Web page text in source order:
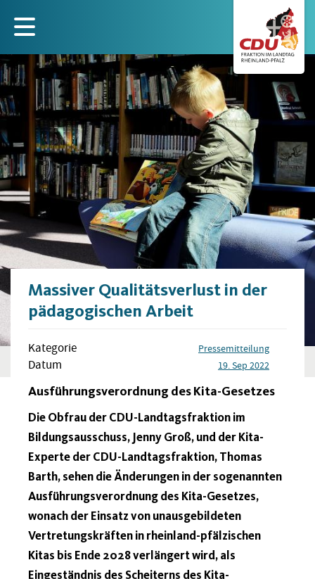
zum
Inhalt
Massiver Qualitätsverlust in der
pädagogischen Arbeit
Kategorie Pressemitteilung
Datum 19. Sep 2022
Ausführungsverordnung des Kita-Gesetzes
Die Obfrau der CDU-Landtagsfraktion im
Bildungsausschuss, Jenny Groß, und der Kita-
Experte der CDU-Landtagsfraktion, Thomas
Barth, sehen die Änderungen in der sogenannten
Ausführungsverordnung des Kita-Gesetzes,
wonach der Einsatz von unausgebildeten
Vertretungskräften in rheinland-pfälzischen
Kitas bis Ende 2028 verlängert wird, als
Eingeständnis des Scheiterns des Kita-